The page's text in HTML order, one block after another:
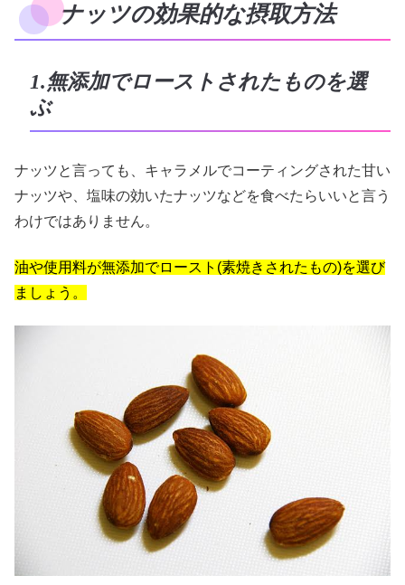
ナッツの効果的な摂取方法
1.無添加でローストされたものを選
ぶ
ナッツと言っても、キャラメルでコーティングされた甘い
ナッツや、塩味の効いたナッツなどを食べたらいいと言う
わけではありません。
油や使用料が無添加でロースト(素焼きされたもの)を選び
ましょう。